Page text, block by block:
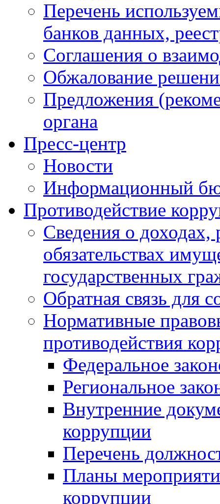
Перечень
банков данных,
Соглашения о
Обжалование
Предложения
органа
Пресс-центр
Новости
Информационный
Противодействие
Сведения о доходах,
обязательствах
государственных
Обратная связь для
Нормативные
противодействия
Федеральное
Региональное
Внутренние
коррупции
Перечень
Планы
коррупции